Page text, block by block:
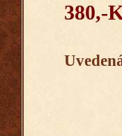
380,-